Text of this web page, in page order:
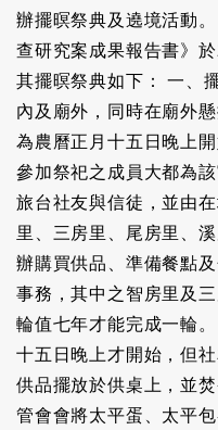
辦擺暝祭典及遶境活動
查研究案成果報告書》
其擺暝祭典如下： 一、
內及廟外，同時在廟外
為農曆正月十五日晚上
參加祭祀之成員大都為
旅台社友與信徒，並由
里、三房里、尾房里、
辦購買供品、準備餐點
事務，其中之智房里及
輪值七年才能完成一輪
十五日晚上才開始，但
供品擺放於供桌上，並
管會會將太平蛋、太平